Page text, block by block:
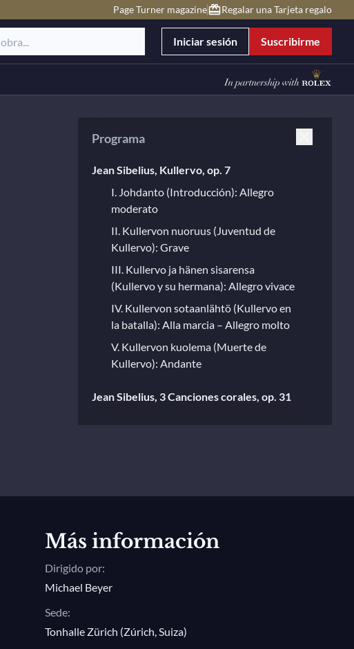
Page Turner magazine Regalar una Tarjeta regalo
Iniciar sesión Suscribirme
Programa
Jean Sibelius, Kullervo, op. 7
I. Johdanto (Introducción): Allegro
moderato
II. Kullervon nuoruus (Juventud de
Kullervo): Grave
III. Kullervo ja hänen sisarensa
(Kullervo y su hermana): Allegro vivace
IV. Kullervon sotaanlähtö (Kullervo en
la batalla): Alla marcia – Allegro molto
V. Kullervon kuolema (Muerte de
Kullervo): Andante
Jean Sibelius, 3 Canciones corales, op. 31
Más información
Dirigido por:
Michael Beyer
Sede:
Tonhalle Zürich (Zúrich, Suiza)